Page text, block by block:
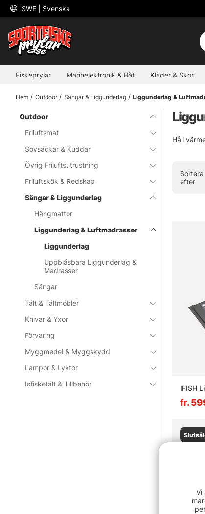
SWE | Svenska
Fiskeprylar Marinelektronik & Båt Kläder & Skor
Hem Outdoor Sängar & Liggunderlag Liggunderlag &
Outdoor
Friluftsmat
Sovsäckar & Kuddar
Övrig Friluftsutrustning
Friluftskök & Redskap
Sängar & Liggunderlag
Hängmattor
Liggunderlag & Luftmadrasser
Liggunderlag
Uppblåsbara Liggunderlag &
Madrasser
Sängar
Tält & Tältmöbler
Knivar & Yxor
Förvaring
Myggmedel & Myggskydd
Lampor & Lyktor
Isfisketält & Tillbehör
Håll
Sortera
efter
IFISH
fr.
Vi